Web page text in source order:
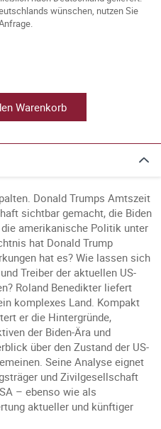
wünschen, nutzen Sie
Warenkorb
Donald Trumps Amtszeit
sichtbar gemacht, die Biden
amerikanische Politik unter
hat Donald Trump
hat es? Wie lassen sich
Treiber der aktuellen US-
Roland Benedikter liefert
komplexes Land. Kompakt
er die Hintergründe,
der Biden-Ära und
über den Zustand der US-
Seine Analyse eignet
und Zivilgesellschaft
– ebenso wie als
aktueller und künftiger